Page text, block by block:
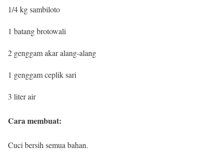
1/4 kg sambiloto
1 batang brotowali
2 genggam akar alang-alang
1 genggam ceplik sari
3 liter air
Cara membuat:
Cuci bersih semua bahan.